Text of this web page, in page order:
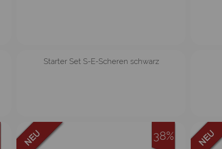
Starter Set S-E-Scheren schwarz
38%